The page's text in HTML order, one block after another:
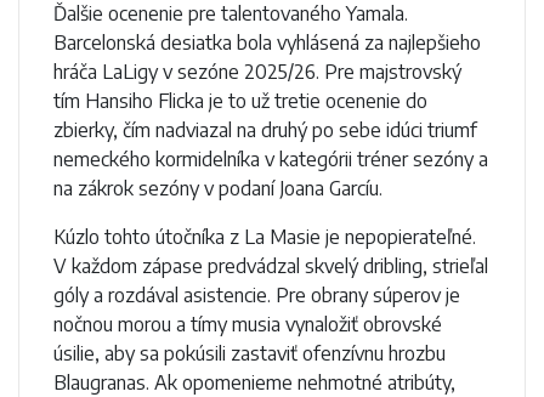
Ďalšie ocenenie pre talentovaného Yamala.
Barcelonská desiatka bola vyhlásená za najlepšieho
hráča LaLigy v sezóne 2025/26. Pre majstrovský
tím Hansiho Flicka je to už tretie ocenenie do
zbierky, čím nadviazal na druhý po sebe idúci triumf
nemeckého kormidelníka v kategórii tréner sezóny a
na zákrok sezóny v podaní Joana Garcíu.
Kúzlo tohto útočníka z La Masie je nepopierateľné.
V každom zápase predvádzal skvelý dribling, strieľal
góly a rozdával asistencie. Pre obrany súperov je
nočnou morou a tímy musia vynaložiť obrovské
úsilie, aby sa pokúsili zastaviť ofenzívnu hrozbu
Blaugranas. Ak opomenieme nehmotné atribúty,